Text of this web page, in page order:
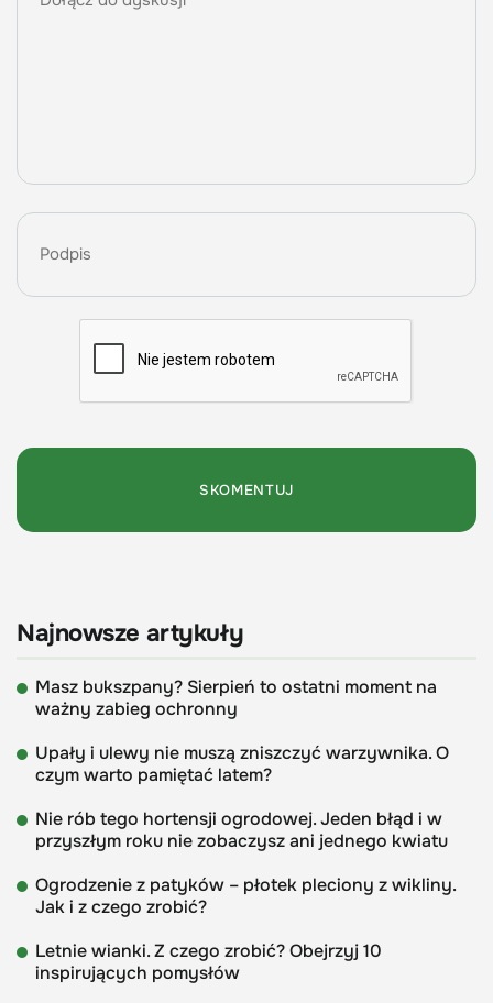
Najnowsze artykuły
Masz bukszpany? Sierpień to ostatni moment na
ważny zabieg ochronny
Upały i ulewy nie muszą zniszczyć warzywnika. O
czym warto pamiętać latem?
Nie rób tego hortensji ogrodowej. Jeden błąd i w
przyszłym roku nie zobaczysz ani jednego kwiatu
Ogrodzenie z patyków – płotek pleciony z wikliny.
Jak i z czego zrobić?
Letnie wianki. Z czego zrobić? Obejrzyj 10
inspirujących pomysłów